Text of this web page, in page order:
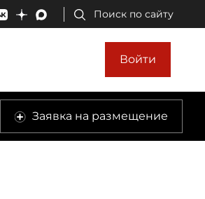
Поиск по сайту
Войти
Заявка на размещение